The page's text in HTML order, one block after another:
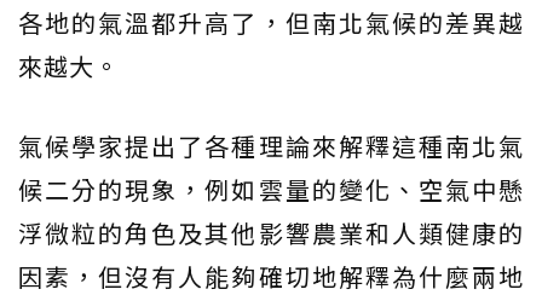
各地的氣溫都升高了，但南北氣候的差異越
來越大。
氣候學家提出了各種理論來解釋這種南北氣
候二分的現象，例如雲量的變化、空氣中懸
浮微粒的角色及其他影響農業和人類健康的
因素，但沒有人能夠確切地解釋為什麼兩地